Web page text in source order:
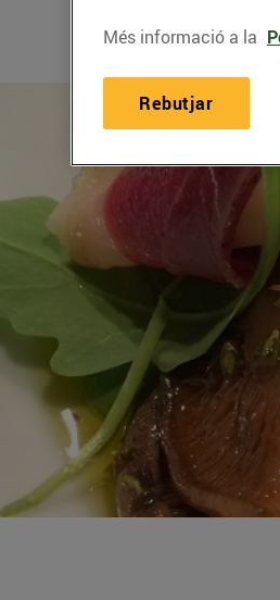
Més informació a la
Rebutjar